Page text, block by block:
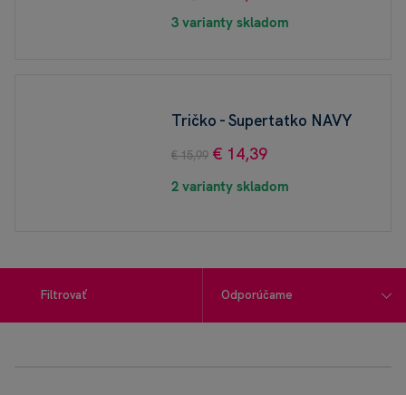
3 varianty skladom
Tričko - Supertatko NAVY
2 varianty skladom
€ 15,99 € 14,39
Filtrovať